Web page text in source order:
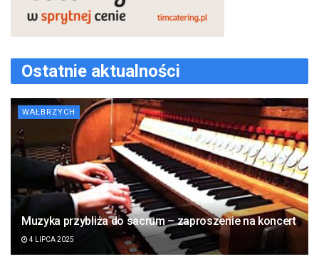
Ostatnie aktualności
WAŁBRZYCH
Muzyka przybliża do sacrum – zaproszenie na koncert
4 LIPCA 2025